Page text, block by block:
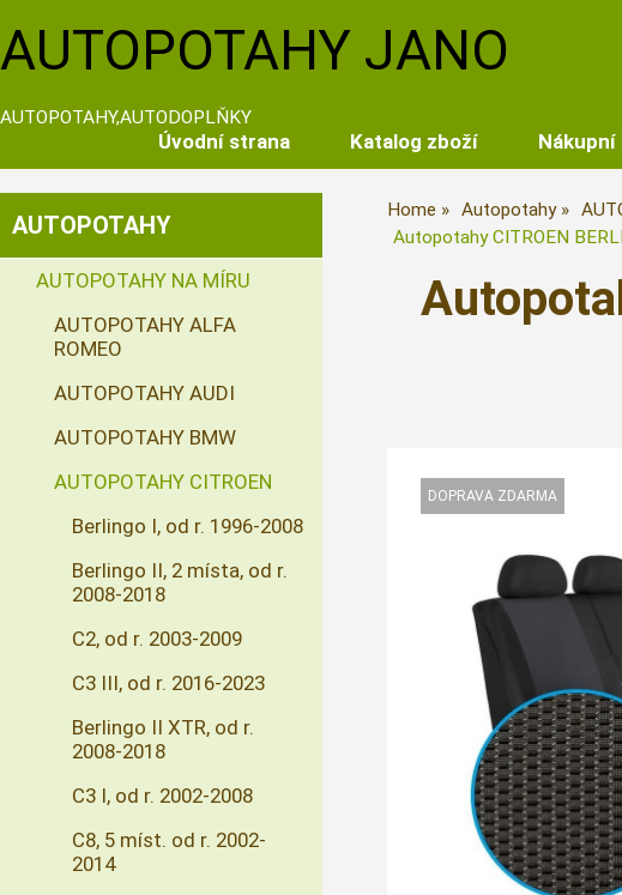
AUTOPOTAHY JANO
AUTOPOTAHY,AUTODOPLŇKY
Úvodní strana Katalog zboží Nákupní
Home Autopotahy
Autopotahy CITROEN
AUTOPOTAHY
AUTOPOTAHY NA MÍRU
AUTOPOTAHY ALFA
ROMEO
AUTOPOTAHY AUDI
AUTOPOTAHY BMW
AUTOPOTAHY CITROEN
Berlingo I, od r. 1996-2008
Berlingo II, 2 místa, od r.
2008-2018
C2, od r. 2003-2009
C3 III, od r. 2016-2023
Berlingo II XTR, od r.
2008-2018
C3 I, od r. 2002-2008
C8, 5 míst. od r. 2002-
2014